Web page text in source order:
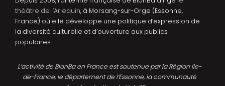
théâtre de l’Arlequin, à Morsang-sur-Orge (Essonne,
France) où elle développe une politique d’expression de
la diversité culturelle et d’ouverture aux publics
populaires.
L’activité de BlonBa en France est soutenue par la Région Ile-
de-France, le département de l’Essonne, la communauté